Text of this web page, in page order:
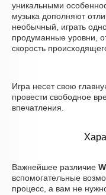
уникальными
музыка дополняют
необычный, играть
продуманные уровни,
скорость
Игра несет свою
провести свободное
впечатления.
Важнейшее различие
вспомогательные
процесс, а вам не